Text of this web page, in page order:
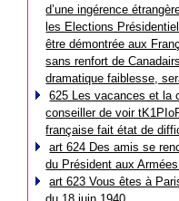
d’une ingérence
les Elections
être démontrée aux
sans renfort de
dramatique faiblesse,
625 Les vacances et la
conseiller de voir
française fait état de
art 624 Des amis se
du Président aux
art 623 Vous êtes à